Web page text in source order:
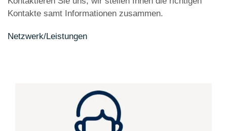
Kontakte samt Informationen zusammen.
Netzwerk/Leistungen